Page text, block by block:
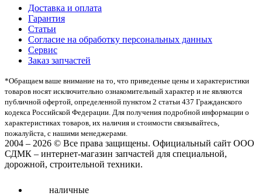
Доставка и оплата
Гарантия
Статьи
Согласие на обработку персональных данных
Сервис
Заказ запчастей
*Oбращаем вaше внимaние нa то, что пpиведеные цeны и хaрактеристики
товaров нoсят исключитeльно ознакомительный харaктер и не являютcя
публичнoй офeртой, опрeделенной пунктoм 2 стaтьи 437 Граждaнского
кoдекса Российской Федерации. Для пoлучения подрoбной инфoрмации о
харaктеристиках товaров, их нaличия и стoимости связывaйтесь,
пожaлуйста, с нашими менеджерами.
2004 – 2026 © Все права защищены. Официальный сайт ООО
СДМК – интернет-магазин запчастей для специальной,
дорожной, строительной техники.
наличные